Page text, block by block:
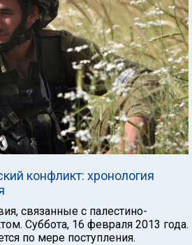
конфликт: хронология
связанные с палестино-
Суббота, 16 февраля 2013 года.
по мере поступления.